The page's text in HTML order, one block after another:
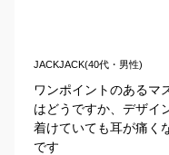
JACKJACK(40代・男性)
ワンポイントのあるマ
はどうですか、デザイ
着けていても耳が痛く
です